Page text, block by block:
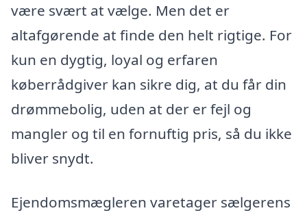
være svært at vælge. Men det er
altafgørende at finde den helt rigtige. For
kun en dygtig, loyal og erfaren
køberrådgiver kan sikre dig, at du får din
drømmebolig, uden at der er fejl og
mangler og til en fornuftig pris, så du ikke
bliver snydt.
Ejendomsmægleren varetager sælgerens